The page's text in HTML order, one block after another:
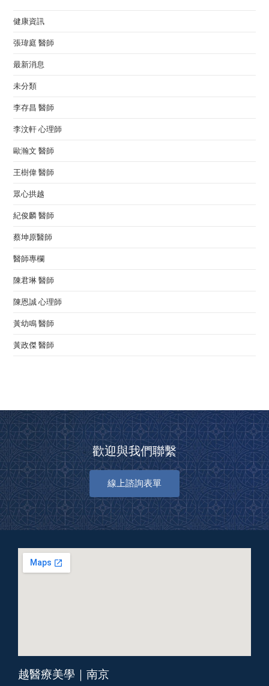
健康資訊
張瑋庭 醫師
最新消息
未分類
李存昌 醫師
李汶軒 心理師
歐瀚文 醫師
王樹偉 醫師
眾心拱越
紀俊麟 醫師
蔡坤原醫師
醫師專欄
陳君琳 醫師
陳恩誠 心理師
黃幼鳴 醫師
黃政傑 醫師
歡迎與我們聯繫
線上諮詢表單
越醫療美學｜南京